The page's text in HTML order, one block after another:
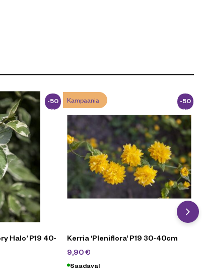
-50
%
Halo’ P19 40-
Kampaania
-50
%
Kerria ‘Pleniflora’ P19 30-40cm
9,90€
Saadaval